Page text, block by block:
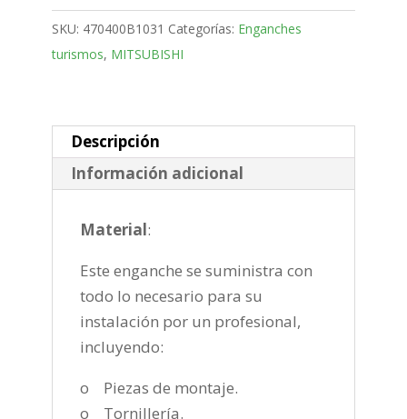
Terreno
Bola
desmontable
2006-
cantidad
SKU: 470400B1031 Categorías: Enganches
turismos, MITSUBISHI
Descripción
Información adicional
Material:
Este enganche se suministra con
todo lo necesario para su
instalación por un profesional,
incluyendo:
o Piezas de montaje.
o Tornillería.